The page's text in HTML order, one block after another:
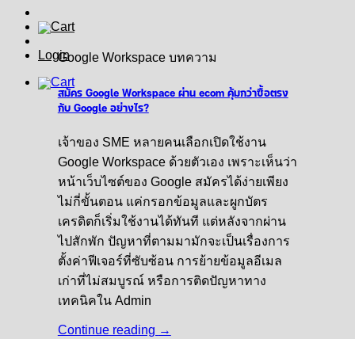
LoginGoogle Workspace บทความ
สมัคร Google Workspace ผ่าน ecom คุ้มกว่าซื้อตรง
กับ Google อย่างไร?
เจ้าของ SME หลายคนเลือกเปิดใช้งาน
Google Workspace ด้วยตัวเอง เพราะเห็นว่า
หน้าเว็บไซต์ของ Google สมัครได้ง่ายเพียง
ไม่กี่ขั้นตอน แค่กรอกข้อมูลและผูกบัตร
เครดิตก็เริ่มใช้งานได้ทันที แต่หลังจากผ่าน
ไปสักพัก ปัญหาที่ตามมามักจะเป็นเรื่องการ
ตั้งค่าฟีเจอร์ที่ซับซ้อน การย้ายข้อมูลอีเมล
เก่าที่ไม่สมบูรณ์ หรือการติดปัญหาทาง
เทคนิคใน Admin
Continue reading →